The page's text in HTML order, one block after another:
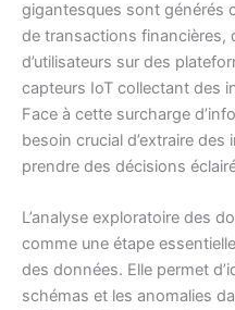
gigantesques sont générés
de transactions financières,
d’utilisateurs sur des
capteurs IoT collectant des
Face à cette surcharge
besoin crucial d’extraire
prendre des décisions
L’analyse exploratoire des
comme une étape
des données. Elle permet
schémas et les anomalies